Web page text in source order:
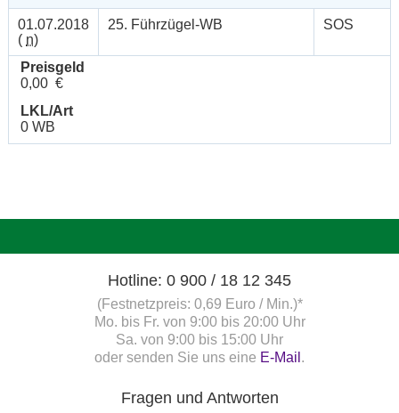
01.07.2018
( n)
25. Führzügel-WB SOS
Preisgeld
0,00 €
LKL/Art
0 WB
Hotline: 0 900 / 18 12 345
(Festnetzpreis: 0,69 Euro / Min.)*
Mo. bis Fr. von 9:00 bis 20:00 Uhr
Sa. von 9:00 bis 15:00 Uhr
oder senden Sie uns eine E-Mail .
Fragen und Antworten